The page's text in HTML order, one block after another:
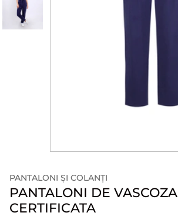
PANTALONI ȘI COLANȚI
PANTALONI DE VASCOZA
CERTIFICATA